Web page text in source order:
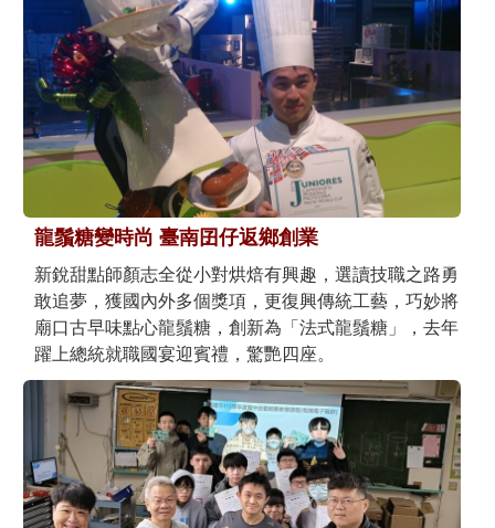
龍鬚糖變時尚 臺南囝仔返鄉創業
新銳甜點師顏志全從小對烘焙有興趣，選讀技職之路勇
敢追夢，獲國內外多個獎項，更復興傳統工藝，巧妙將
廟口古早味點心龍鬚糖，創新為「法式龍鬚糖」，去年
躍上總統就職國宴迎賓禮，驚艷四座。